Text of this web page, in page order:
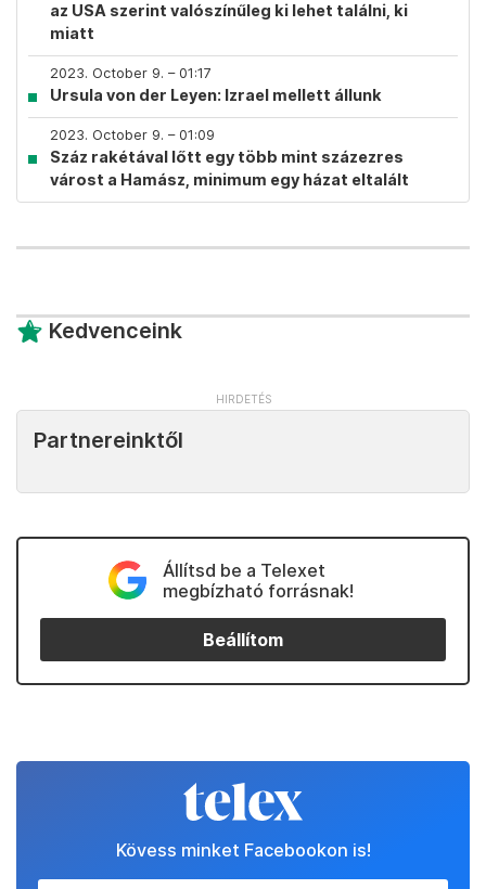
az USA szerint valószínűleg ki lehet találni, ki
miatt
2023. October 9. – 01:17
Ursula von der Leyen: Izrael mellett állunk
2023. October 9. – 01:09
Száz rakétával lőtt egy több mint százezres
várost a Hamász, minimum egy házat eltalált
Kedvenceink
Partnereinktől
Állítsd be a Telexet
megbízható forrásnak!
Beállítom
Kövess minket Facebookon is!